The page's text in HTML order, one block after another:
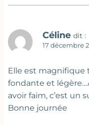
Céline dit :
17 décembre
Elle est magnifique
fondante et
avoir faim, c’est un
Bonne journée